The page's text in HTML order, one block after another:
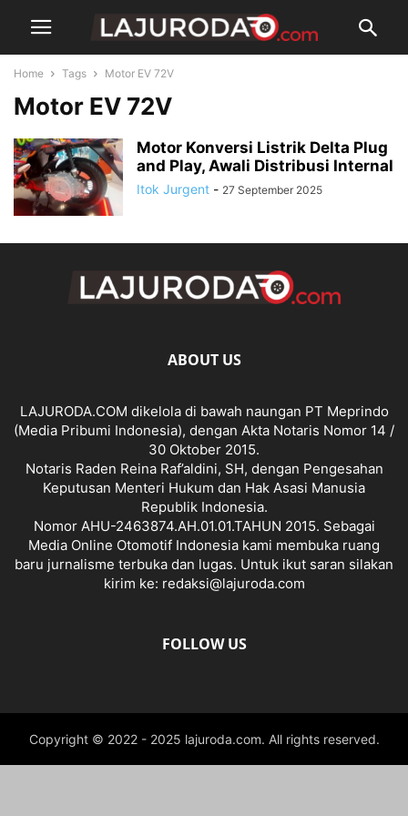
Home Tags Motor EV 72V
Motor EV 72V
Motor Konversi Listrik Delta Plug
and Play, Awali Distribusi Internal
Itok Jurgent - 27 September 2025
ABOUT US
LAJURODA.COM dikelola di bawah naungan PT Meprindo
(Media Pribumi Indonesia), dengan Akta Notaris Nomor 14 /
30 Oktober 2015.
Notaris Raden Reina Raf’aldini, SH, dengan Pengesahan
Keputusan Menteri Hukum dan Hak Asasi Manusia
Republik Indonesia.
Nomor AHU-2463874.AH.01.01.TAHUN 2015. Sebagai
Media Online Otomotif Indonesia kami membuka ruang
baru jurnalisme terbuka dan lugas. Untuk ikut saran silakan
kirim ke: redaksi@lajuroda.com
FOLLOW US
Copyright © 2022 - 2025 lajuroda.com. All rights reserved.